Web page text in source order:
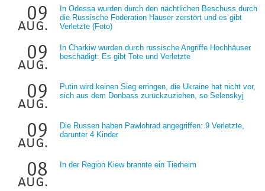
09
aug.
In Odessa wurden durch den nächtlichen Beschuss durch
die Russische Föderation Häuser zerstört und es gibt
Verletzte (Foto)
09
aug.
In Charkiw wurden durch russische Angriffe Hochhäuser
beschädigt: Es gibt Tote und Verletzte
09
aug.
Putin wird keinen Sieg erringen, die Ukraine hat nicht vor,
sich aus dem Donbass zurückzuziehen, so Selenskyj
09
aug.
Die Russen haben Pawlohrad angegriffen: 9 Verletzte,
darunter 4 Kinder
08
aug.
In der Region Kiew brannte ein Tierheim